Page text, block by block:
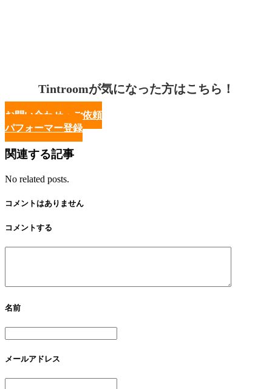
Tintroomが気になった方はこちら！
お問い合わせ・ご依頼
パフォーマー登録
関連する記事
No related posts.
コメントはありません
コメントする
名前
メールアドレス